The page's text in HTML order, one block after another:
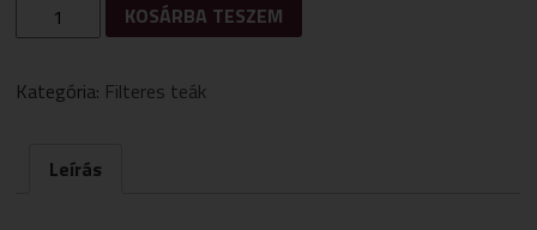
DIANA
DB/FILTER
KOSÁRBA TESZEM
Kategória: Filteres teák
Leírás